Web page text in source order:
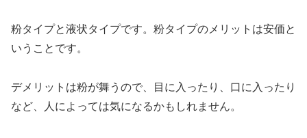
粉タイプと液状タイプです。粉タイプのメリットは安価と
いうことです。
デメリットは粉が舞うので、目に入ったり、口に入ったり
など、人によっては気になるかもしれません。